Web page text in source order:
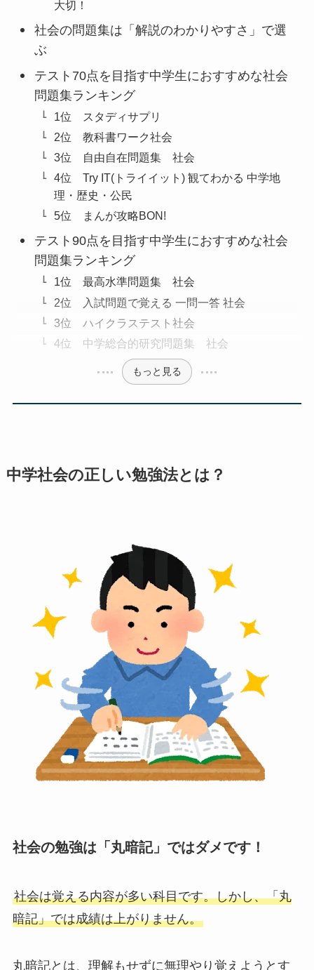
大切！
社会の問題集は「解説のわかりやすさ」で選
ぶ
テスト70点を目指す中学生におすすめな社会
問題集ランキング
1位 スタディサプリ
2位 教科書ワーク社会
3位 自由自在問題集 社会
4位 Try IT(トライイット) 観てわかる 中学地
理・歴史・公民
5位 まんが攻略BON!
テスト90点を目指す中学生におすすめな社会
問題集ランキング
1位 最高水準問題集 社会
2位 入試問題で覚える 一問一答 社会
3位 ハイクラステスト社会
4位 中学総合的研究問題集 社会
もっと見る
中学社会の正しい勉強法とは？
社会の勉強は「丸暗記」ではダメです！
社会は覚える内容が多い科目です。しかし、「丸
暗記」では成績は上がりません。
丸暗記とは、理解もせずに無理やり覚えようとす